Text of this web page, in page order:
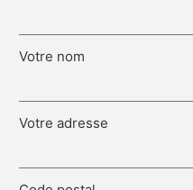
Votre nom
Votre adresse